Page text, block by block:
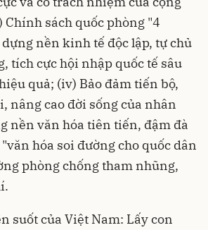
Chính sách quốc phòng "4
nền kinh tế độc lập, tự chủ
tích cực hội nhập quốc tế sâu
quả; (iv) Bảo đảm tiến bộ,
nâng cao đời sống của nhân
nền văn hóa tiên tiến, đậm đà
hóa soi đường cho quốc dân
phòng chống tham nhũng,
suốt của Việt Nam: Lấy con